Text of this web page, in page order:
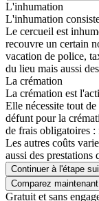
L'inhumation
L'inhumation
Le cercueil est
recouvre un certain
vacation de police,
du lieu mais aussi
La crémation
La crémation est
Elle nécessite tout
défunt pour la
de frais obligatoires
Les autres coûts
aussi des prestations
Continuer à l'étape
Gratuit et sans